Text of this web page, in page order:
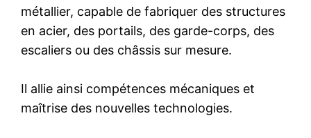
métallier, capable de fabriquer des structures
en acier, des portails, des garde-corps, des
escaliers ou des châssis sur mesure.
Il allie ainsi compétences mécaniques et
maîtrise des nouvelles technologies.